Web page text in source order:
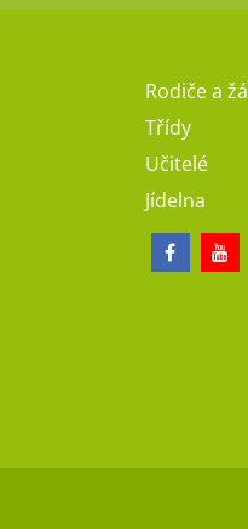
Rodiče a
Třídy
Učitelé
Jídelna